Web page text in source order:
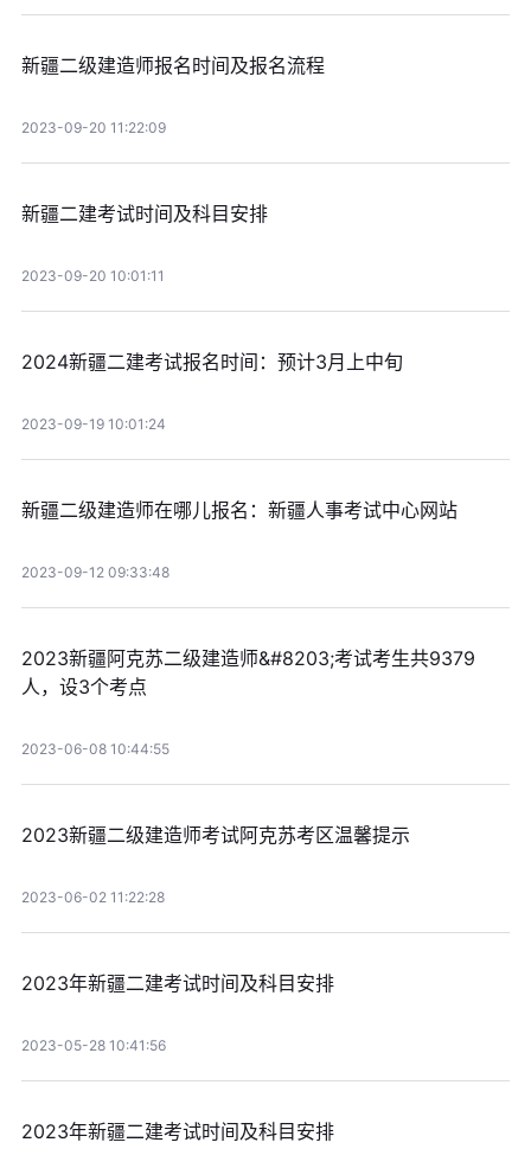
新疆二级建造师报名时间及报名流程
2023-09-20 11:22:09
新疆二建考试时间及科目安排
2023-09-20 10:01:11
2024新疆二建考试报名时间：预计3月上中旬
2023-09-19 10:01:24
新疆二级建造师在哪儿报名：新疆人事考试中心网站
2023-09-12 09:33:48
2023新疆阿克苏二级建造师&#8203;考试考生共9379
人，设3个考点
2023-06-08 10:44:55
2023新疆二级建造师考试阿克苏考区温馨提示
2023-06-02 11:22:28
2023年新疆二建考试时间及科目安排
2023-05-28 10:41:56
2023年新疆二建考试时间及科目安排